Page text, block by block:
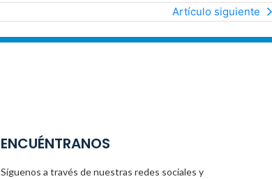
Artículo siguiente
ENCUÉNTRANOS
Síguenos a través de nuestras redes sociales y